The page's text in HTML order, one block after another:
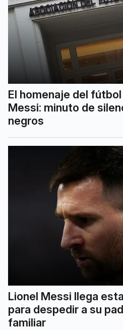
El homenaje del
Messi: minuto de
negros
Lionel Messi llega
para despedir a su
familiar